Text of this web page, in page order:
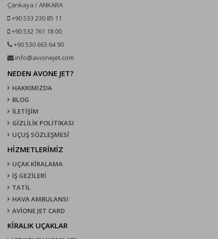
Çankaya / ANKARA
+90 533 230 85 11
+90 532 761 18 00
+90 530 663 64 90
info@avionejet.com
NEDEN AVONE JET?
HAKKIMIZDA
BLOG
İLETİŞİM
GİZLİLİK POLİTİKASI
UÇUŞ SÖZLEŞMESI
HİZMETLERİMİZ
UÇAK KIRALAMA
İŞ GEZİLERİ
TATİL
HAVA AMBULANSI
AVİONE JET CARD
KIRALIK UÇAKLAR